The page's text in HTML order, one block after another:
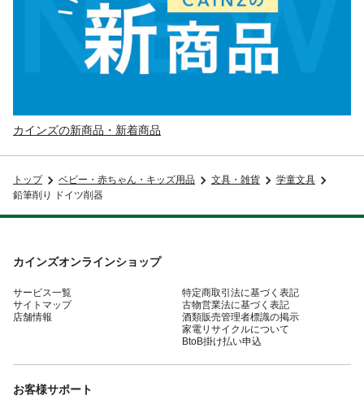
カインズの新商品・新着商品
トップ ベビー・赤ちゃん・キッズ用品 文具・雑貨
学童文具
鉛筆削り ドイツ削器
カインズオンラインショップ
サービス一覧
サイトマップ
店舗情報
特定商取引法に基づく表記
古物営業法に基づく表記
酒類販売管理者標識の掲示
家電リサイクルについて
BtoB掛け払い申込
お客様サポート